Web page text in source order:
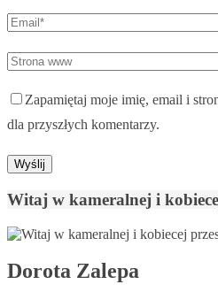
Zapamiętaj moje imię, email i
dla przyszłych komentarzy.
Witaj w kameralnej i
Dorota Zalepa